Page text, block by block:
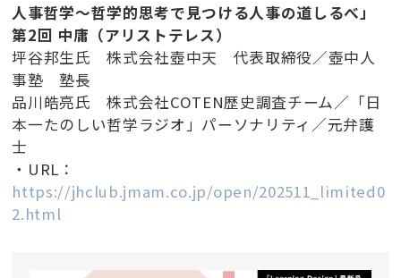
人事哲学～哲学的思考で見つける人事の道しるべ」
第2回 中庸（アリストテレス）
坪谷邦生氏 株式会社壺中天 代表取締役／壺中人
事塾 塾長
品川皓亮氏 株式会社COTEN歴史調査チーム／「日
本一たのしい哲学ラジオ」パーソナリティ／元弁護
士
・URL：
https://jhclub.jmam.co.jp/open/202511_limited0
2.html